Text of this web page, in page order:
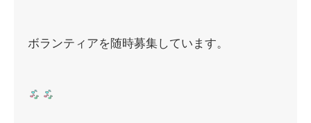
ボランティアを随時募集しています。